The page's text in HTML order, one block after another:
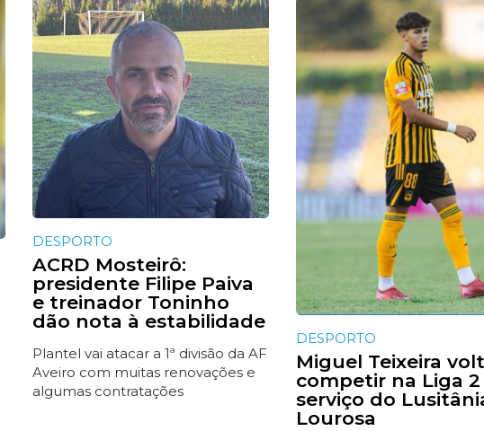
DESPORTO
ACRD Mosteirô:
presidente Filipe Paiva
e treinador Toninho
dão nota à estabilidade
Plantel vai atacar a 1ª divisão da AF
Aveiro com muitas renovações e
algumas contratações
DESPORTO
Miguel Teixeira
competir na Liga 2
serviço do
Lourosa